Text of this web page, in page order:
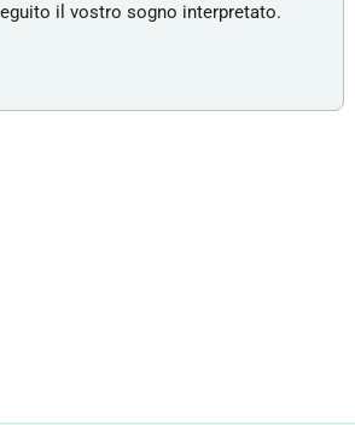
il vostro sogno interpretato.